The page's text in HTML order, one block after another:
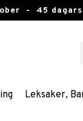
- 45
Leksaker,